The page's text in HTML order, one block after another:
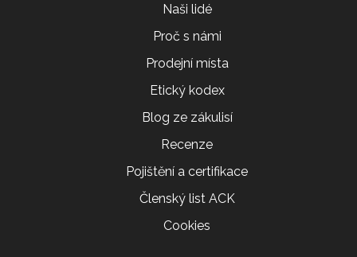
Naši lidé
Proč s námi
Prodejní místa
Etický kodex
Blog ze zákulisí
Recenze
Pojištění a certifikace
Členský list ACK
Cookies